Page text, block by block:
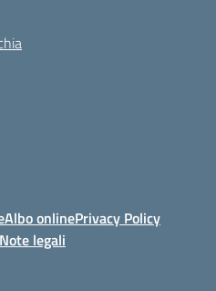
Albo onlinePrivacy Policy
Note legali